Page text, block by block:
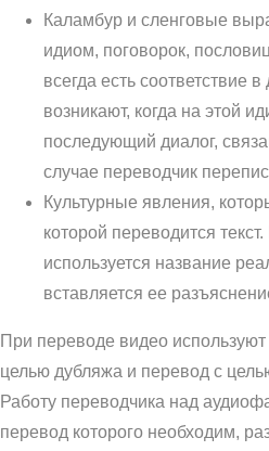
Каламбур и сленговые
идиом, поговорок,
всегда есть соответствие
возникают, когда на этой
последующий диалог,
случае переводчик
Культурные явления,
которой переводится
используется название
вставляется ее
При переводе видео
целью дубляжа и перевод с
Работу переводчика над
перевод которого необходим,